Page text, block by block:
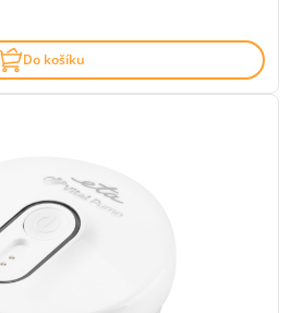
Do košíku